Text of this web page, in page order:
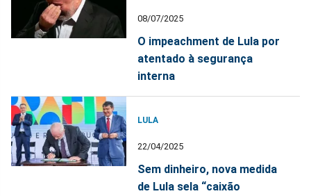
08/07/2025
O impeachment de Lula por
atentado à segurança
interna
LULA
22/04/2025
Sem dinheiro, nova medida
de Lula sela “caixão